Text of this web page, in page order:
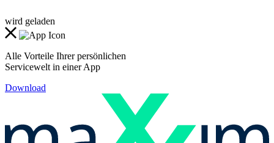
wird geladen
Alle Vorteile Ihrer persönlichen
Servicewelt in einer App
Download